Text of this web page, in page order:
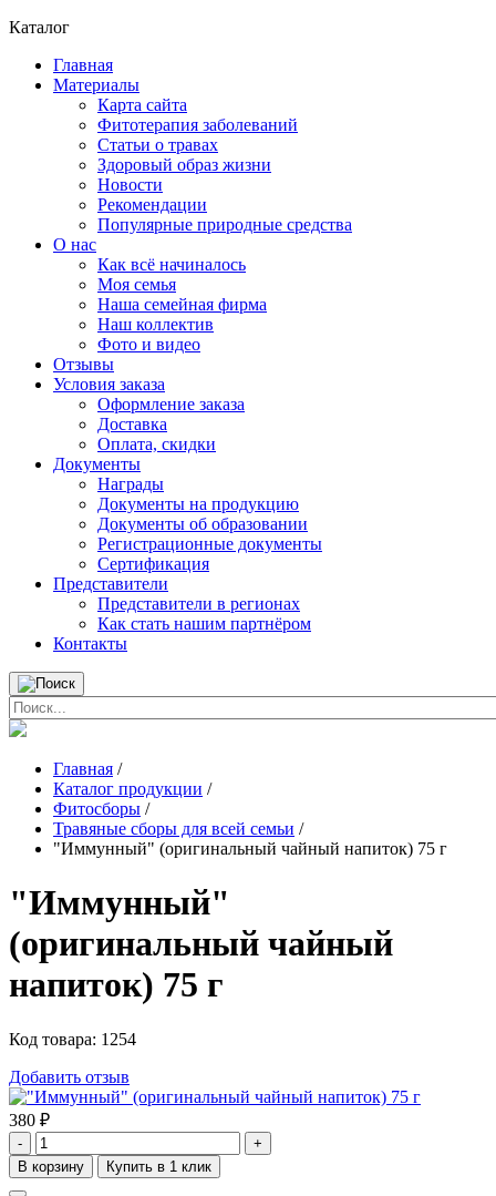
Каталог
Главная
Материалы
Карта сайта
Фитотерапия заболеваний
Статьи о травах
Здоровый образ жизни
Новости
Рекомендации
Популярные природные средства
О нас
Как всё начиналось
Моя семья
Наша семейная фирма
Наш коллектив
Фото и видео
Отзывы
Условия заказа
Оформление заказа
Доставка
Оплата, скидки
Документы
Награды
Документы на продукцию
Документы об образовании
Регистрационные документы
Сертификация
Представители
Представители в регионах
Как стать нашим партнёром
Контакты
Главная /
Каталог продукции /
Фитосборы /
Травяные сборы для всей семьи /
"Иммунный" (оригинальный чайный напиток) 75 г
"Иммунный"
(оригинальный чайный
напиток) 75 г
Код товара: 1254
Добавить отзыв
380 ₽
- +